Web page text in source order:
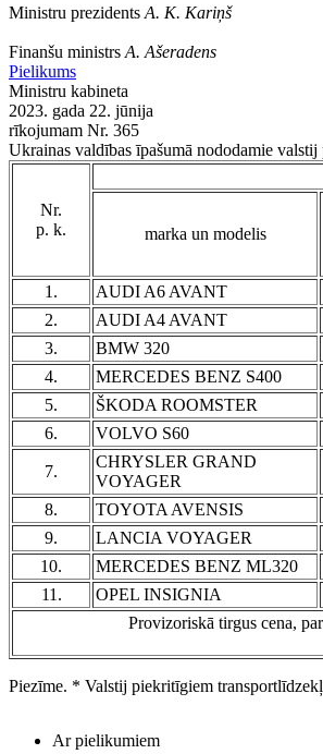
Ministru prezidents A. K. Kariņš
Finanšu ministrs A. Ašeradens
Pielikums
Ministru kabineta
2023. gada 22. jūnija
rīkojumam Nr. 365
Ukrainas valdības īpašumā nododamie
Nr.
p. k.
marka un modelis
1.
AUDI A6 AVANT
2.
AUDI A4 AVANT
3.
BMW 320
4.
MERCEDES BENZ S400
5.
ŠKODA ROOMSTER
6.
VOLVO S60
7.
CHRYSLER GRAND
VOYAGER
8. TOYOTA AVENSIS
9.
LANCIA VOYAGER
10.
MERCEDES BENZ ML320
11.
OPEL INSIGNIA
Provizoriskā tirgus cena,
Piezīme. * Valstij piekritīgiem
Ar pielikumiem